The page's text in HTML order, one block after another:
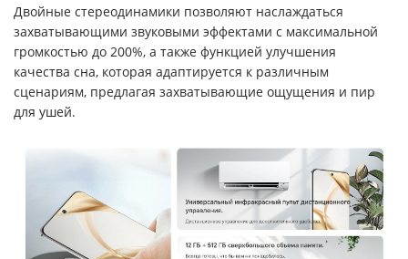
Двойные стереодинамики позволяют наслаждаться
захватывающими звуковыми эффектами с максимальной
громкостью до 200%, а также функцией улучшения
качества сна, которая адаптируется к различным
сценариям, предлагая захватывающие ощущения и пир
для ушей.